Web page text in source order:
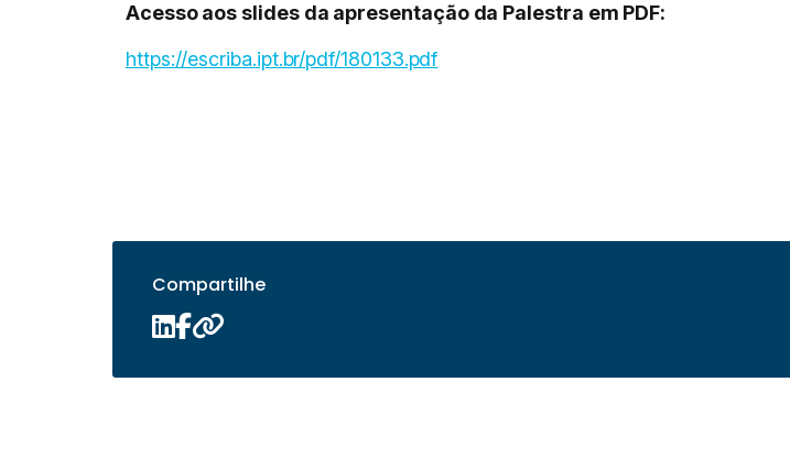
Acesso aos slides da apresentação da Palestra em PDF:
https://escriba.ipt.br/pdf/180133.pdf
Compartilhe